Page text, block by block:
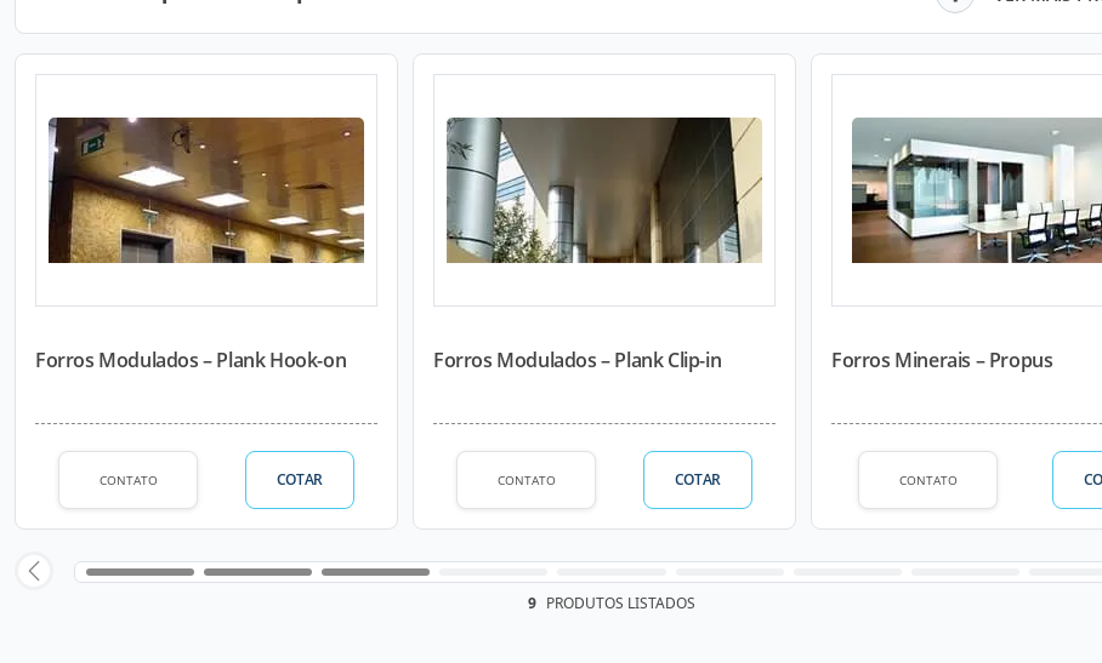
Forros Modulados – Plank Hook-on
CONTATO COTAR
Forros Modulados – Plank Clip-in
CONTATO COTAR
Forros Minerais – Propus
CONTATO
9 PRODUTOS LISTADOS